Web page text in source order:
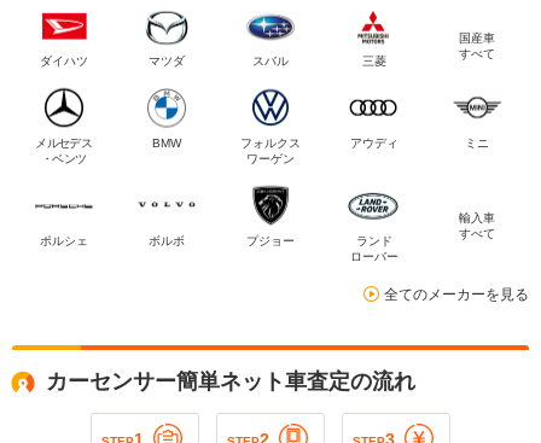
ダイハツ マツダ スバル 三菱
国産車
すべて
メルセデス
・ベンツ
BMW
フォルクス
ワーゲン
アウディ ミニ
ポルシェ ボルボ プジョー
ランド
ローバー
輸入車
すべて
全てのメーカーを見る
カーセンサー簡単ネット車査定の流れ